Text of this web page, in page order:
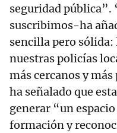
seguridad pública”.
suscribimos-ha
sencilla pero
nuestras policías
más cercanos y
ha señalado que
generar “un
formación y